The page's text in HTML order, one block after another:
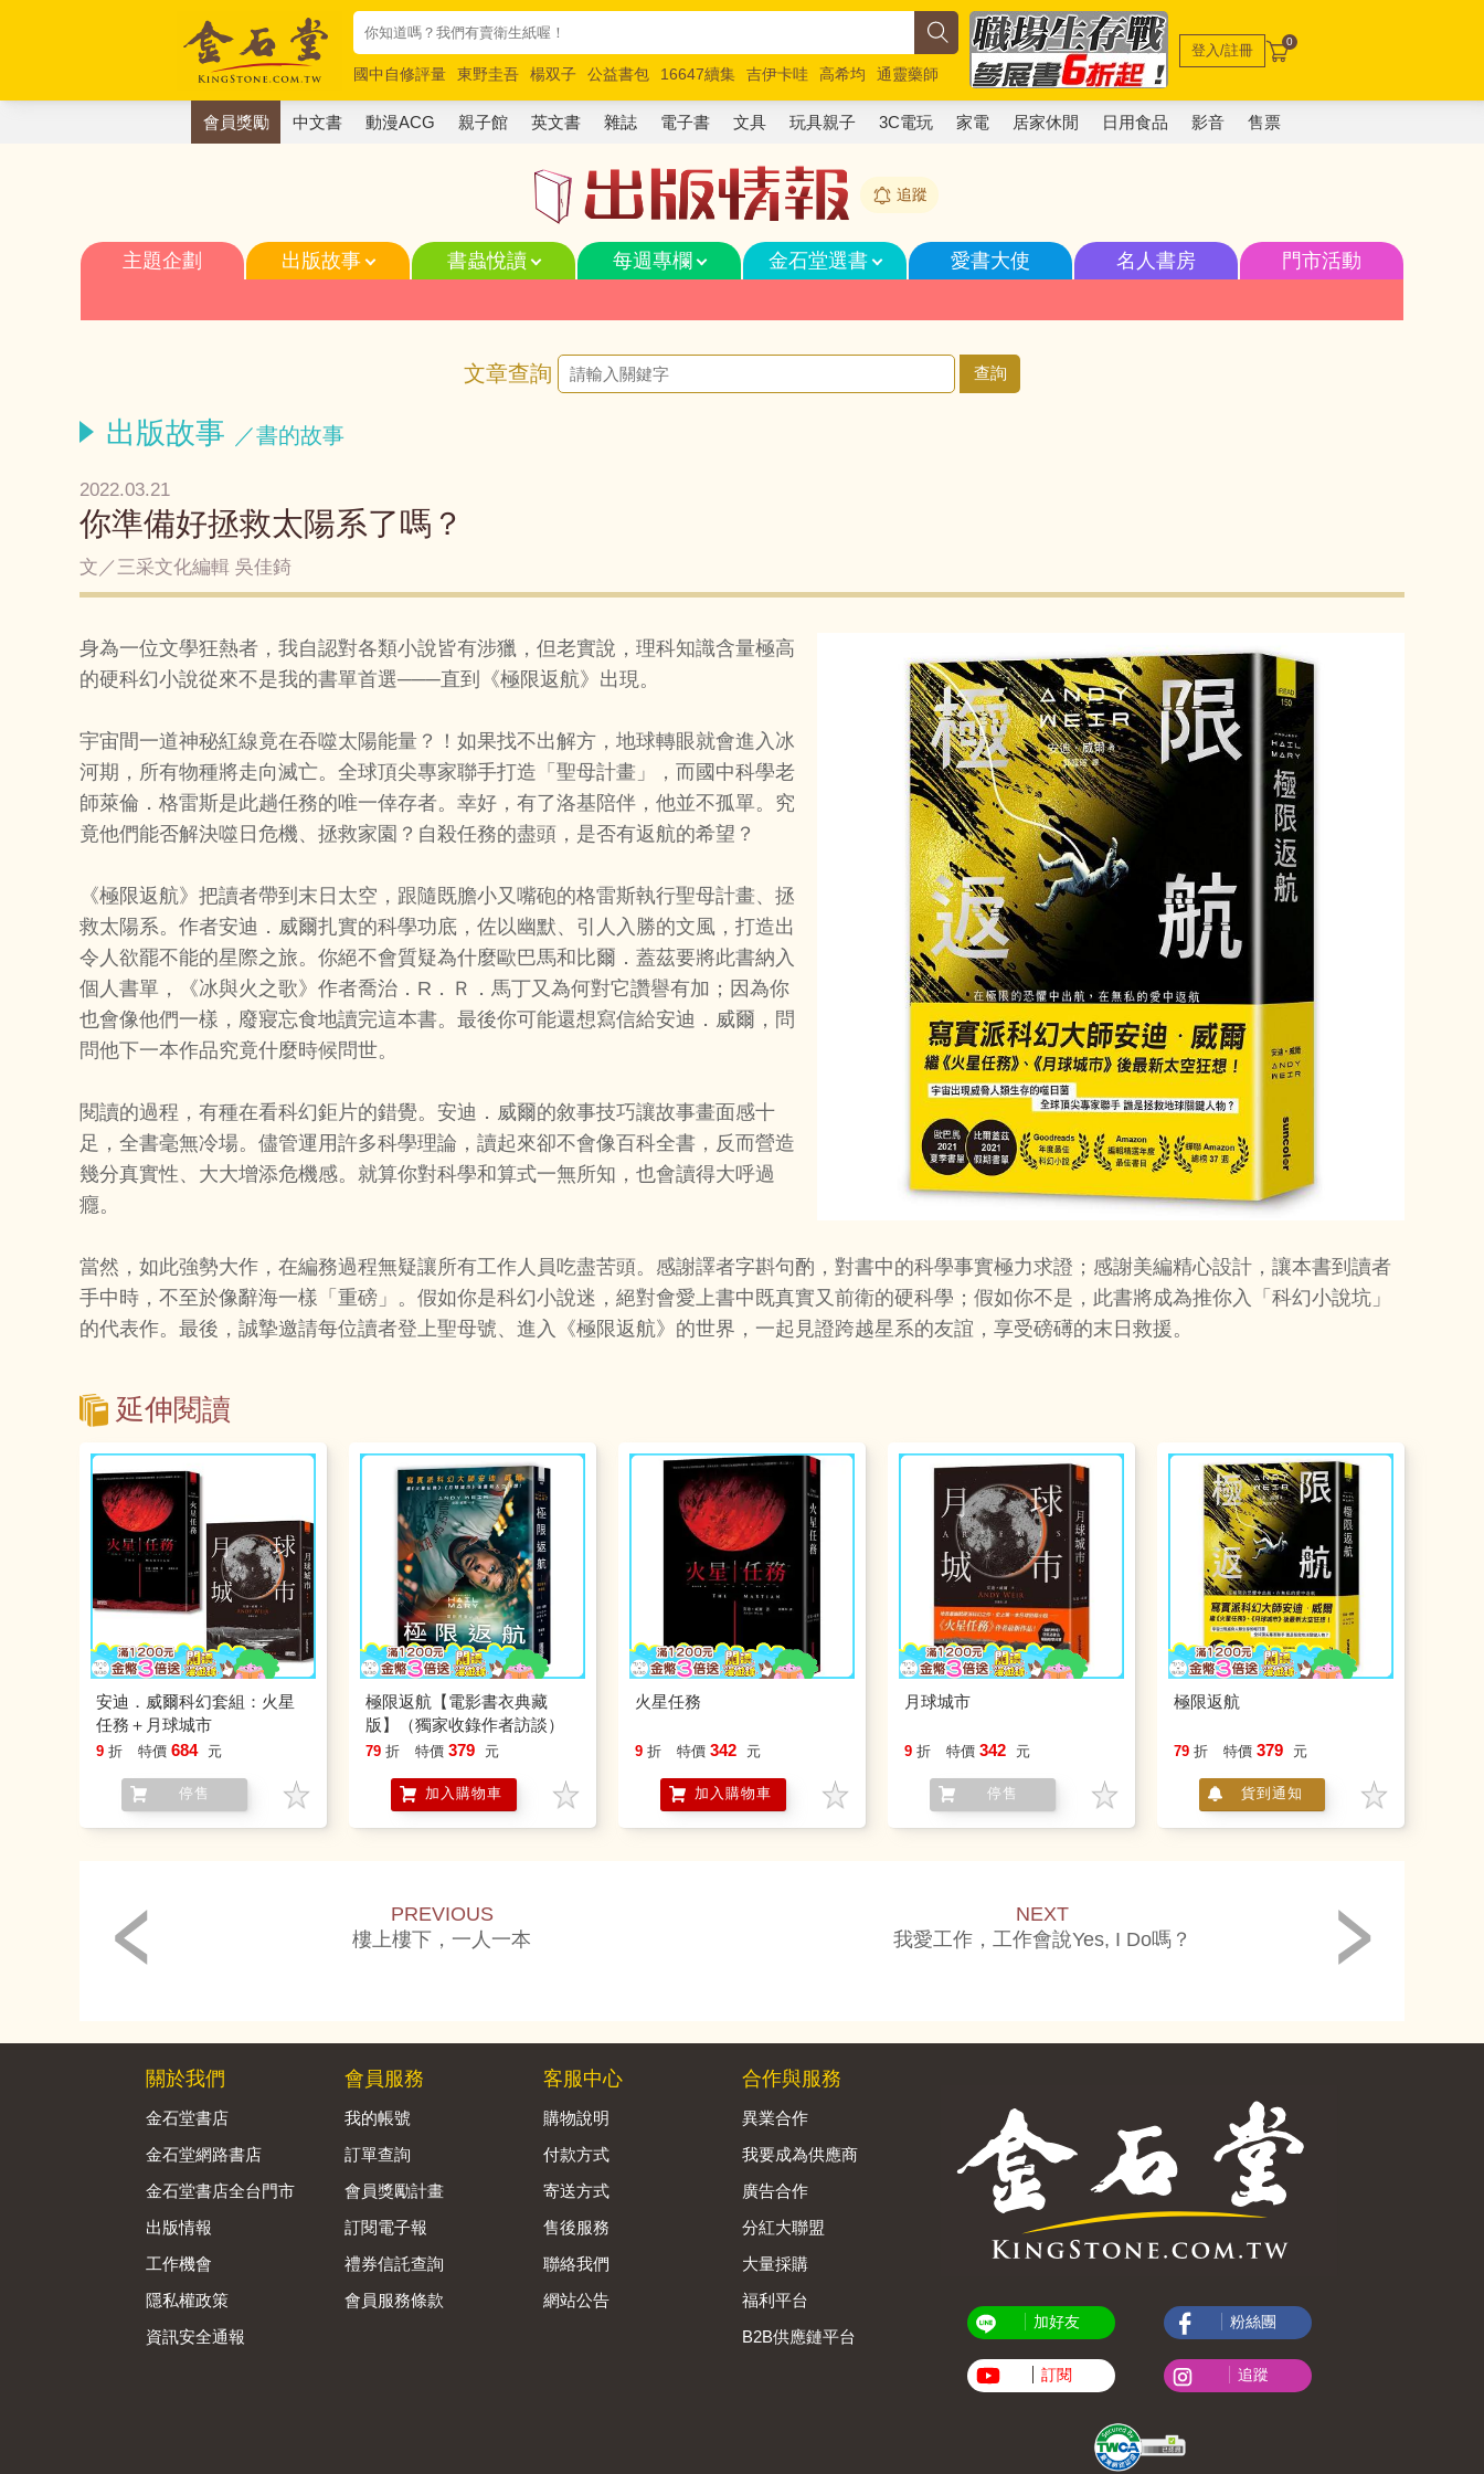
國中自修評量 東野圭吾 楊双子 公益書包 16647續集 吉伊卡哇 高希均
通靈藥師
唯紅花綻放
奧德賽 路邊攤新作 馬斯克 玩具總動員5 超慢跑
登入/註冊 0
會員獎勵 中文書 動漫ACG 親子館 英文書 雜誌 電子書 文具 玩具親子 3C電玩 家電 居家休閒 日用食品 影音 售票
追蹤
主題企劃 出版故事 書蟲悅讀 每週專欄 金石堂選書 愛書大使 名人書房 門市活動
文章查詢
出版故事 ／書的故事
2022.03.21
你準備好拯救太陽系了嗎？
文／三采文化編輯 吳佳錡
身為一位文學狂熱者，我自認對各類小說皆有涉獵，但老實說，理科知識含量極高
的硬科幻小說從來不是我的書單首選───直到《極限返航》出現。
宇宙間一道神秘紅線竟在吞噬太陽能量？！如果找不出解方，地球轉眼就會進入冰
河期，所有物種將走向滅亡。全球頂尖專家聯手打造「聖母計畫」，而國中科學老
師萊倫．格雷斯是此趟任務的唯一倖存者。幸好，有了洛基陪伴，他並不孤單。究
竟他們能否解決噬日危機、拯救家園？自殺任務的盡頭，是否有返航的希望？
《極限返航》把讀者帶到末日太空，跟隨既膽小又嘴砲的格雷斯執行聖母計畫、拯
救太陽系。作者安迪．威爾扎實的科學功底，佐以幽默、引人入勝的文風，打造出
令人欲罷不能的星際之旅。你絕不會質疑為什麼歐巴馬和比爾．蓋茲要將此書納入
個人書單，《冰與火之歌》作者喬治．R．Ｒ．馬丁又為何對它讚譽有加；因為你
也會像他們一樣，廢寢忘食地讀完這本書。最後你可能還想寫信給安迪．威爾，問
問他下一本作品究竟什麼時候問世。
閱讀的過程，有種在看科幻鉅片的錯覺。安迪．威爾的敘事技巧讓故事畫面感十
足，全書毫無冷場。儘管運用許多科學理論，讀起來卻不會像百科全書，反而營造
幾分真實性、大大增添危機感。就算你對科學和算式一無所知，也會讀得大呼過
癮。
當然，如此強勢大作，在編務過程無疑讓所有工作人員吃盡苦頭。感謝譯者字斟句酌，對書中的科學事實極力求證；感謝美編精心設計，讓本書到讀者
手中時，不至於像辭海一樣「重磅」。假如你是科幻小說迷，絕對會愛上書中既真實又前衛的硬科學；假如你不是，此書將成為推你入「科幻小說坑」
的代表作。最後，誠摯邀請每位讀者登上聖母號、進入《極限返航》的世界，一起見證跨越星系的友誼，享受磅礡的末日救援。
延伸閱讀
安迪．威爾科幻套組：火星
任務＋月球城市
9 折 特價 684 元
停售
極限返航【電影書衣典藏
版】（獨家收錄作者訪談）
79 折 特價 379 元
加入購物車
火星任務
9 折 特價 342 元
加入購物車
月球城市
9 折 特價 342 元
停售
極限返航
79 折 特價 379 元
貨到通知
PREVIOUS
樓上樓下，一人一本
NEXT
我愛工作，工作會說Yes, I Do嗎？
關於我們
金石堂書店
金石堂網路書店
金石堂書店全台門市
出版情報
工作機會
隱私權政策
資訊安全通報
會員服務
我的帳號
訂單查詢
會員獎勵計畫
訂閱電子報
禮券信託查詢
會員服務條款
客服中心
購物說明
付款方式
寄送方式
售後服務
聯絡我們
網站公告
合作與服務
異業合作
我要成為供應商
廣告合作
分紅大聯盟
大量採購
福利平台
B2B供應鏈平台
加好友
訂閱
粉絲團
追蹤